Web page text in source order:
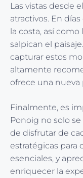
Las vistas desde
atractivos. En
la costa, así
salpican el
capturar estos
altamente
ofrece una nueva
Finalmente, es
Ponoig no solo
de disfrutar de
estratégicas para
esenciales, y
enriquecer la